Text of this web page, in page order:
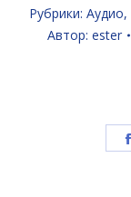
Рубрики: Аудио,
Автор: ester